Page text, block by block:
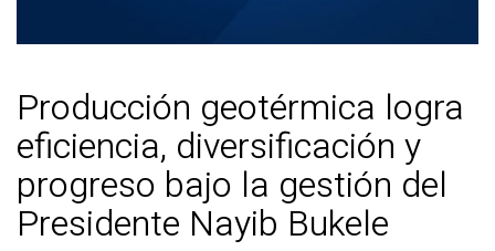
Producción geotérmica logra
eficiencia, diversificación y
progreso bajo la gestión del
Presidente Nayib Bukele